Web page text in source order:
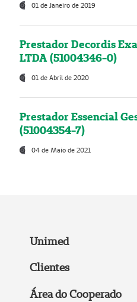
01 de Janeiro de 2019
Prestador Decordis
LTDA (51004346-0)
01 de Abril de 2020
Prestador Essencial
(51004354-7)
04 de Maio de 2021
Unimed
Clientes
Área do Cooperado